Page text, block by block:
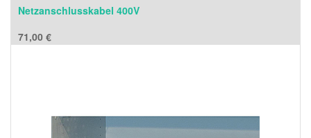
Netzanschlusskabel 400V
71,00 €